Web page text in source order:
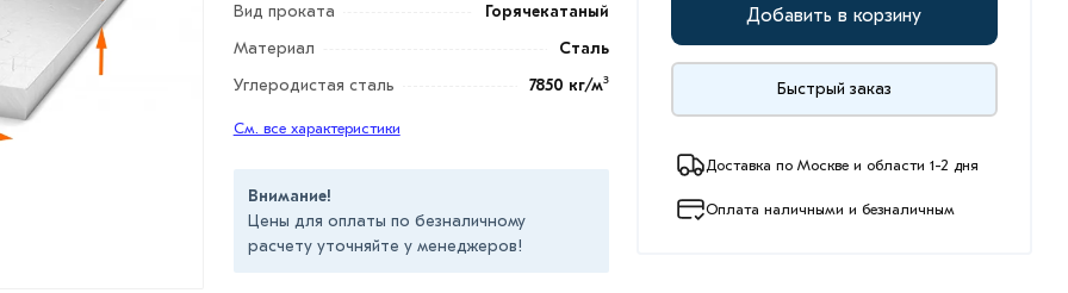
Вид проката
Горячекатаный
Материал
Сталь
Углеродистая сталь
7850 кг/м³
См. все характеристики
Внимание!
Цены для оплаты по безналичному
расчету уточняйте у менеджеров!
Добавить в корзину
Быстрый заказ
Доставка по Москве и области 1-2 дня
Оплата наличными и безналичным